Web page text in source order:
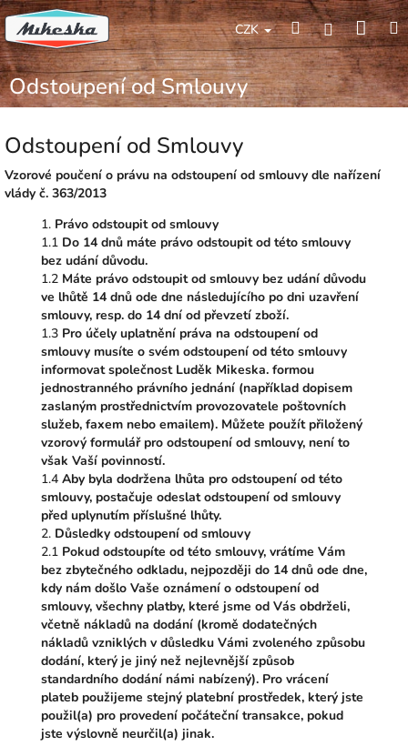
Přejít
na
obsah
CZK HledatPřihlášení
Odstoupení od Smlouvy
Odstoupení od Smlouvy
Vzorové poučení o právu na odstoupení od smlouvy dle nařízení
vlády č. 363/2013
1. Právo odstoupit od smlouvy
1.1 Do 14 dnů máte právo odstoupit od této smlouvy
bez udání důvodu.
1.2 Máte právo odstoupit od smlouvy bez udání důvodu
ve lhůtě 14 dnů ode dne následujícího po dni uzavření
smlouvy, resp. do 14 dní od převzetí zboží.
1.3 Pro účely uplatnění práva na odstoupení od
smlouvy musíte o svém odstoupení od této smlouvy
informovat společnost Luděk Mikeska. formou
jednostranného právního jednání (například dopisem
zaslaným prostřednictvím provozovatele poštovních
služeb, faxem nebo emailem). Můžete použít přiložený
vzorový formulář pro odstoupení od smlouvy, není to
však Vaší povinností.
1.4 Aby byla dodržena lhůta pro odstoupení od této
smlouvy, postačuje odeslat odstoupení od smlouvy
před uplynutím příslušné lhůty.
2. Důsledky odstoupení od smlouvy
2.1 Pokud odstoupíte od této smlouvy, vrátíme Vám
bez zbytečného odkladu, nejpozději do 14 dnů ode dne,
kdy nám došlo Vaše oznámení o odstoupení od
smlouvy, všechny platby, které jsme od Vás obdrželi,
včetně nákladů na dodání (kromě dodatečných
nákladů vzniklých v důsledku Vámi zvoleného způsobu
dodání, který je jiný než nejlevnější způsob
standardního dodání námi nabízený). Pro vrácení
plateb použijeme stejný platební prostředek, který jste
použil(a) pro provedení počáteční transakce, pokud
jste výslovně neurčil(a) jinak.